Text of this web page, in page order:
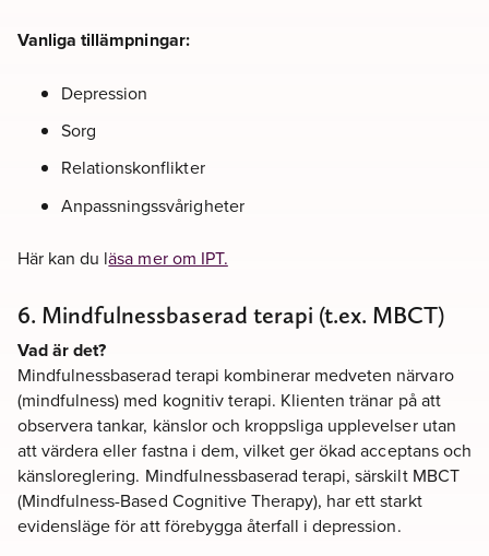
Vanliga tillämpningar:
Depression
Sorg
Relationskonflikter
Anpassningssvårigheter
Här kan du läsa mer om IPT.
6. Mindfulnessbaserad terapi (t.ex. MBCT)
Vad är det?
Mindfulnessbaserad terapi kombinerar medveten närvaro
(mindfulness) med kognitiv terapi. Klienten tränar på att
observera tankar, känslor och kroppsliga upplevelser utan
att värdera eller fastna i dem, vilket ger ökad acceptans och
känsloreglering. Mindfulnessbaserad terapi, särskilt MBCT
(Mindfulness-Based Cognitive Therapy), har ett starkt
evidensläge för att förebygga återfall i depression.